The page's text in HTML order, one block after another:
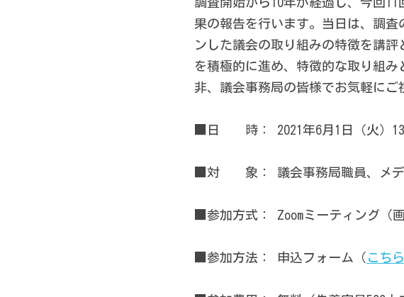
果の報告を行います。当日は、調
ンした議会の取り組みの特徴を講
を積極的に進め、特徴的な取り組
非、議会事務局の皆様でお気軽にご
■日　　時： 2021年6月1日（火）
■対　　象： 議会事務局職員、メ
■参加方式： Zoomミーティング（
■参加方法： 申込フォーム（ こちら